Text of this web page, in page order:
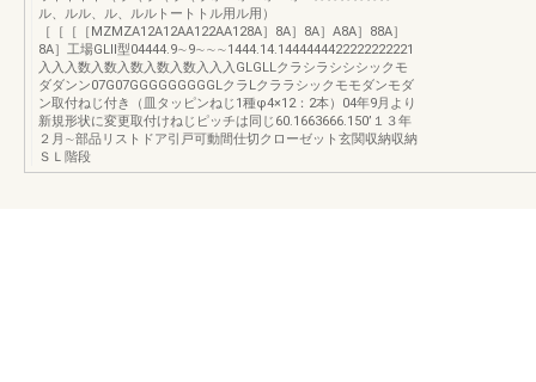
ル、ルル、ル、ルルトートトル用ル用）
［［［［MZMZA12A12AA122AA128A］8A］8A］A8A］88A］
8A］工場GLⅡ型04444.9∼9∼∼∼1444.14.1444444422222222221
入入入数入数入数入数入数入入入GLGLLクラシラシシシックモ
ダダンン07G07GGGGGGGGGLクラLクララシックモモダンモダ
ン取付ねじ付き（皿タッピンねじ1種φ4×12：2本）04年9月より
新規形状に変更取付けねじピッチは同じ60.1663666.150’１３年
２月∼部品リストドア引戸可動間仕切クローゼット玄関収納収納
ＳＬ階段